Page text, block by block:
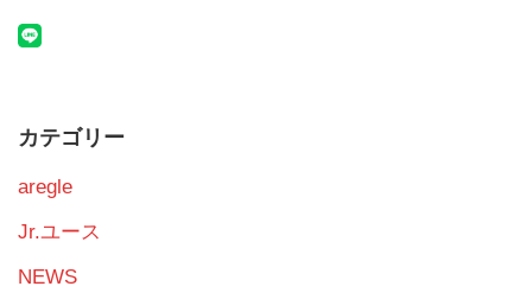
カテゴリー
aregle
Jr.ユース
NEWS